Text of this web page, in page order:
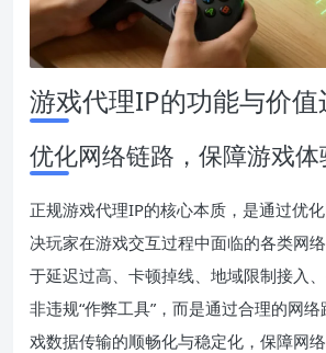
游戏代理IP的功能与价值
优化网络链路，保障游戏体
正规游戏代理IP的核心本质，是通过优
决玩家在游戏交互过程中面临的各类网
于延迟过高、卡顿掉线、地域限制接入
非违规“作弊工具”，而是通过合理的网
戏数据传输的顺畅化与稳定化，保障网络